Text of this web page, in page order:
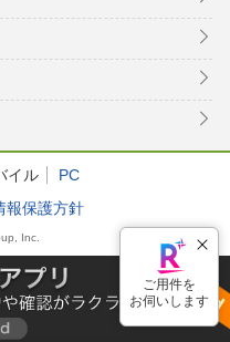
イル
PC
報保護方針
Inc.
ご用件を
お伺いします